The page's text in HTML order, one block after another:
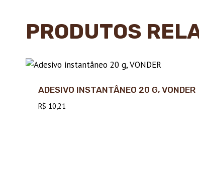
PRODUTOS
ADESIVO INSTANTÂNEO 20 G, VONDER
R$ 10,21